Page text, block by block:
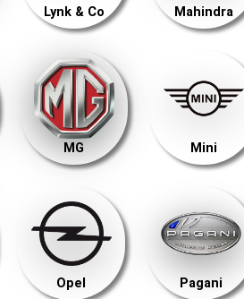
Lynk & Co Mahindra
MG Mini
Opel Pagani